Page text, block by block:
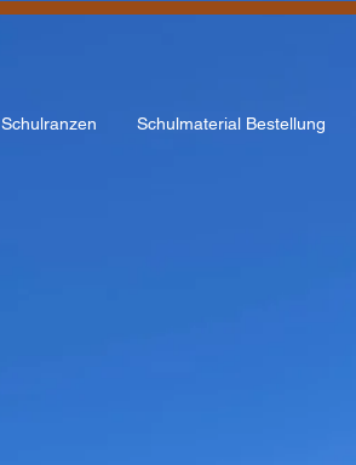
Schulranzen Schulmaterial Bestellung